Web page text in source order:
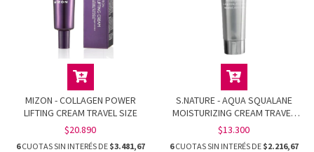
MIZON - COLLAGEN POWER
LIFTING CREAM TRAVEL SIZE
$20.890
6CUOTAS SIN INTERÉS DE $3.481,67
S.NATURE - AQUA SQUALANE
MOISTURIZING CREAM TRAVEL
SIZE
$13.300
6CUOTAS SIN INTERÉS DE $2.216,67